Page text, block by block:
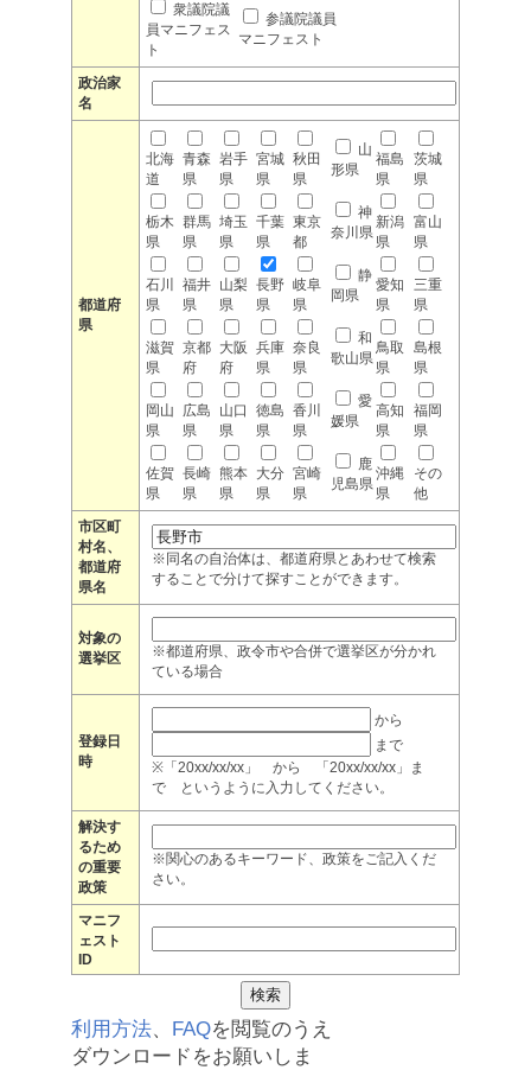
衆議院議
員マニフェス
ト
参議院議員
マニフェスト
政治家
名
都道府
県
北海
道
青森
県
岩手
県
宮城
県
秋田
県
山
形県
福島
県
茨城
県
栃木
県
群馬
県
埼玉
県
千葉
県
東京
都
神
奈川県
新潟
県
富山
県
石川
県
福井
県
山梨
県
長野
県
岐阜
県
静
岡県
愛知
県
三重
県
滋賀
県
京都
府
大阪
府
兵庫
県
奈良
県
和
歌山県
鳥取
県
島根
県
岡山
県
広島
県
山口
県
徳島
県
香川
県
愛
媛県
高知
県
福岡
県
佐賀
県
長崎
県
熊本
県
大分
県
宮崎
県
鹿
児島県
沖縄
県
その
他
市区町
村名、
都道府
県名
※同名の自治体は、都道府県とあわせて検索
することで分けて探すことができます。
対象の
選挙区
※都道府県、政令市や合併で選挙区が分かれ
ている場合
登録日
時
から
まで
※「20xx/xx/xx」 から 「20xx/xx/xx」ま
で というように入力してください。
解決す
るため
の重要
政策
※関心のあるキーワード、政策をご記入くだ
さい。
マニフ
ェスト
ID
利用方法、 FAQを閲覧のうえ
ダウンロードをお願いしま